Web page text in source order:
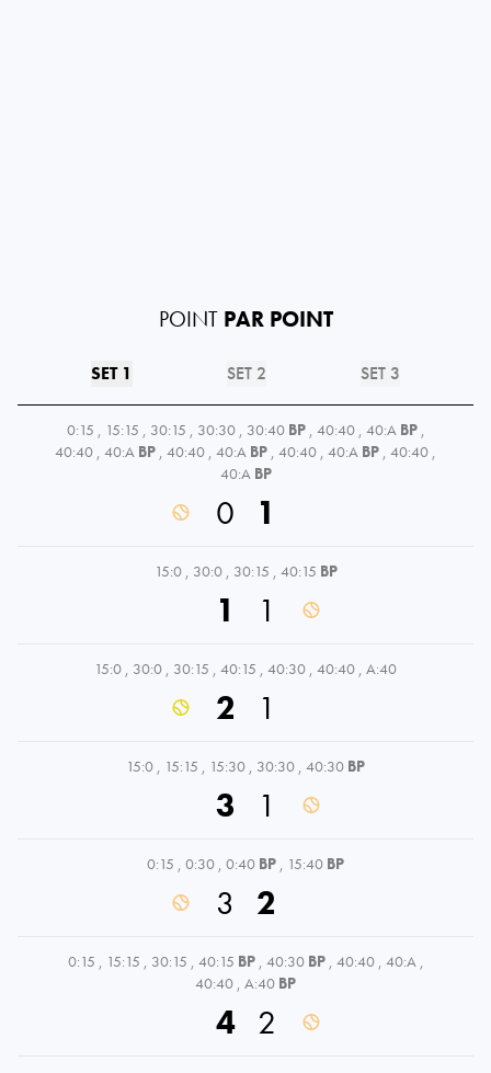
POINT PAR POINT
SET 1 SET 2 SET 3
0:15 , 15:15 , 30:15 , 30:30 , 30:40 BP , 40:40 , 40:A BP ,
40:40 , 40:A BP , 40:40 , 40:A BP , 40:40 , 40:A BP , 40:40 ,
40:A BP
0 1
15:0 , 30:0 , 30:15 , 40:15 BP
1 1
15:0 , 30:0 , 30:15 , 40:15 , 40:30 , 40:40 , A:40
2 1
15:0 , 15:15 , 15:30 , 30:30 , 40:30 BP
3 1
0:15 , 0:30 , 0:40 BP , 15:40 BP
3 2
0:15 , 15:15 , 30:15 , 40:15 BP , 40:30 BP , 40:40 , 40:A ,
40:40 , A:40 BP
4 2